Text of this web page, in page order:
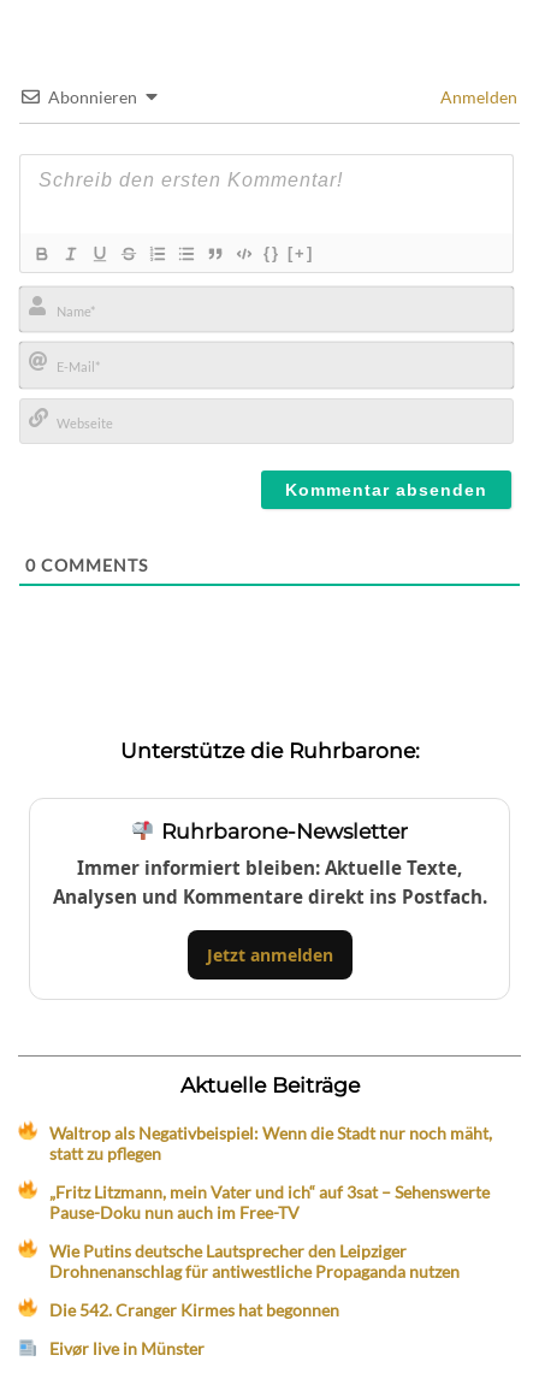
Abonnieren Anmelden
{} [+]
Name*
E-
Mail*
0 COMMENTS
Unterstütze die Ruhrbarone:
Ruhrbarone-Newsletter
Immer informiert bleiben: Aktuelle Texte,
Analysen und Kommentare direkt ins Postfach.
Jetzt anmelden
Aktuelle Beiträge
Waltrop als Negativbeispiel: Wenn die Stadt nur noch mäht,
statt zu pflegen
„Fritz Litzmann, mein Vater und ich“ auf 3sat – Sehenswerte
Pause-Doku nun auch im Free-TV
Wie Putins deutsche Lautsprecher den Leipziger
Drohnenanschlag für antiwestliche Propaganda nutzen
Die 542. Cranger Kirmes hat begonnen
Eivør live in Münster